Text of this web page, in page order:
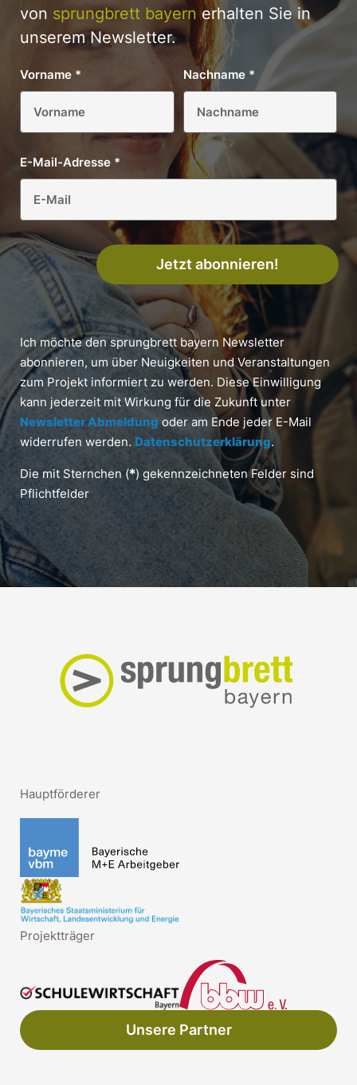
von sprungbrett bayernerhalten Sie in
unserem Newsletter.
Vorname * Nachname *
E-Mail-Adresse *
Jetzt abonnieren!
Ich möchte den sprungbrett bayern Newsletter
abonnieren, um über Neuigkeiten und Veranstaltungen
zum Projekt informiert zu werden. Diese Einwilligung
kann jederzeit mit Wirkung für die Zukunft unter
Newsletter Abmeldung oder am Ende jeder E-Mail
widerrufen werden. Datenschutzerklärung.
Die mit Sternchen (*) gekennzeichneten Felder sind
Pflichtfelder
Hauptförderer
Projektträger
Unsere Partner